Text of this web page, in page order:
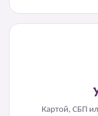
Картой, СБП